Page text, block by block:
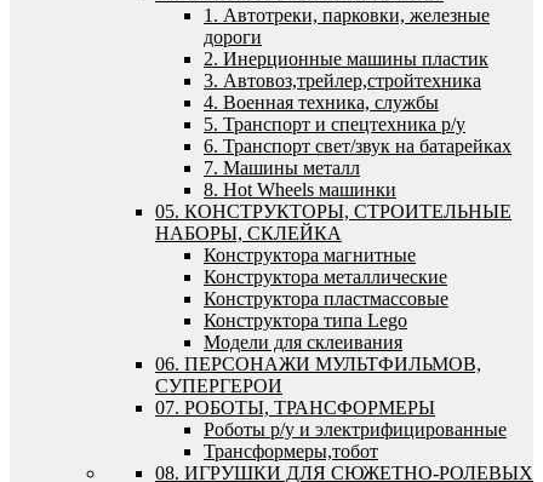
1. Автотреки, парковки, железные
дороги
2. Инерционные машины пластик
3. Автовоз,трейлер,стройтехника
4. Военная техника, службы
5. Транспорт и спецтехника р/у
6. Транспорт свет/звук на батарейках
7. Машины металл
8. Hot Wheels машинки
05. КОНСТРУКТОРЫ, СТРОИТЕЛЬНЫЕ
НАБОРЫ, СКЛЕЙКА
Конструктора магнитные
Конструктора металлические
Конструктора пластмассовые
Конструктора типа Lego
Модели для склеивания
06. ПЕРСОНАЖИ МУЛЬТФИЛЬМОВ,
СУПЕРГЕРОИ
07. РОБОТЫ, ТРАНСФОРМЕРЫ
Роботы р/у и электрифицированные
Трансформеры,тобот
08. ИГРУШКИ ДЛЯ СЮЖЕТНО-РОЛЕВЫХ